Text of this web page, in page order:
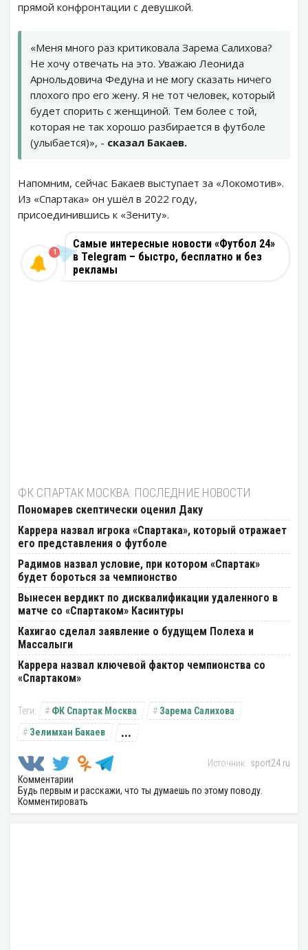
прямой конфронтации с девушкой.
«Меня много раз критиковала Зарема Салихова?
Не хочу отвечать на это. Уважаю Леонида
Арнольдовича Федуна и не могу сказать ничего
плохого про его жену. Я не тот человек, который
будет спорить с женщиной. Тем более с той,
которая не так хорошо разбирается в футболе
(улыбается)», - сказал Бакаев.
Напомним, сейчас Бакаев выступает за «Локомотив».
Из «Спартака» он ушёл в 2022 году,
присоединившись к «Зениту».
Самые интересные новости «Футбол 24»
в Telegram – быстро, бесплатно и без
рекламы
1
ФК СПАРТАК МОСКВА: ПОСЛЕДНИЕ НОВОСТИ
Пономарев скептически оценил Даку
Каррера назвал игрока «Спартака», который отражает
его представления о футболе
Радимов назвал условие, при котором «Спартак»
будет бороться за чемпионство
Вынесен вердикт по дисквалификации удаленного в
матче со «Спартаком» Касинтуры
Кахигао сделал заявление о будущем Полеха и
Массалыги
Каррера назвал ключевой фактор чемпионства со
«Спартаком»
ФК Спартак Москва
Зарема Салихова
Зелимхан Бакаев
...
sport24.ru
Комментарии
Будь первым и расскажи, что ты думаешь по этому поводу.
Комментировать